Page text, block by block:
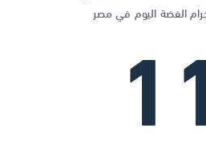
الفضة اليوم في مصر